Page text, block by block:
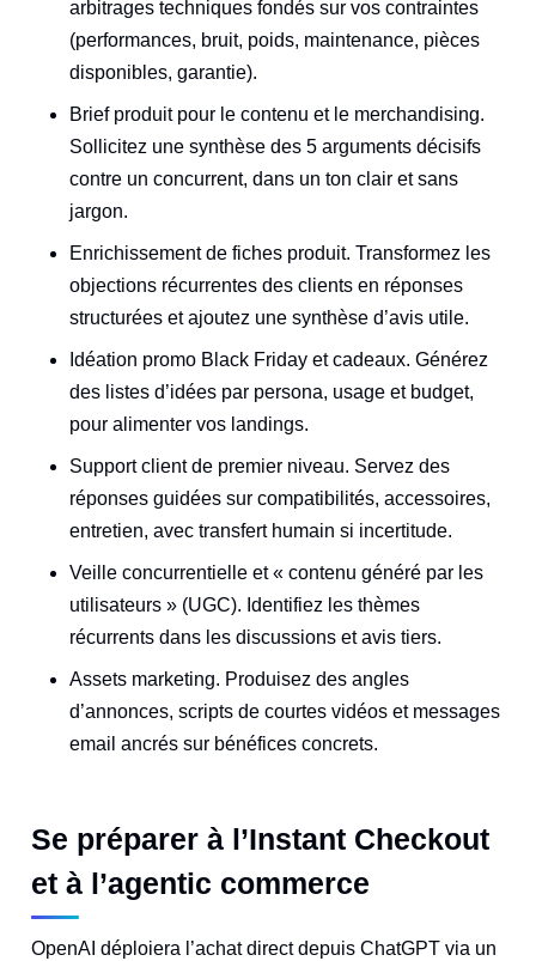
arbitrages techniques fondés sur vos contraintes
(performances, bruit, poids, maintenance, pièces
disponibles, garantie).
Brief produit pour le contenu et le merchandising.
Sollicitez une synthèse des 5 arguments décisifs
contre un concurrent, dans un ton clair et sans
jargon.
Enrichissement de fiches produit. Transformez les
objections récurrentes des clients en réponses
structurées et ajoutez une synthèse d’avis utile.
Idéation promo Black Friday et cadeaux. Générez
des listes d’idées par persona, usage et budget,
pour alimenter vos landings.
Support client de premier niveau. Servez des
réponses guidées sur compatibilités, accessoires,
entretien, avec transfert humain si incertitude.
Veille concurrentielle et « contenu généré par les
utilisateurs » (UGC). Identifiez les thèmes
récurrents dans les discussions et avis tiers.
Assets marketing. Produisez des angles
d’annonces, scripts de courtes vidéos et messages
email ancrés sur bénéfices concrets.
Se préparer à l’Instant Checkout
et à l’agentic commerce
OpenAI déploiera l’achat direct depuis ChatGPT via un